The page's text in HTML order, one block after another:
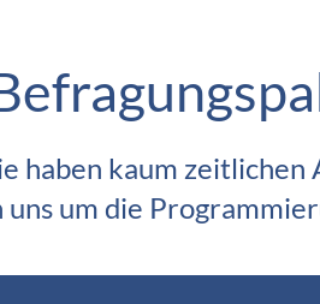
haben kaum zeitlichen
um die